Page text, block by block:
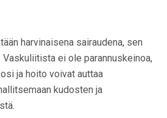
harvinaisena sairaudena, sen
ei ole parannuskeinoa,
ja hoito voivat auttaa
kudosten ja